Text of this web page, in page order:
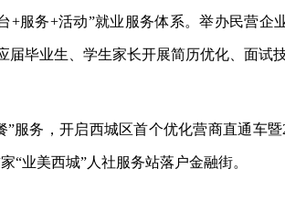
+服务+活动”就业服务体系。举办民营企
毕业生、学生家长开展简历优化、面试
”服务，开启西城区首个优化营商直通车
“业美西城”人社服务站落户金融街。